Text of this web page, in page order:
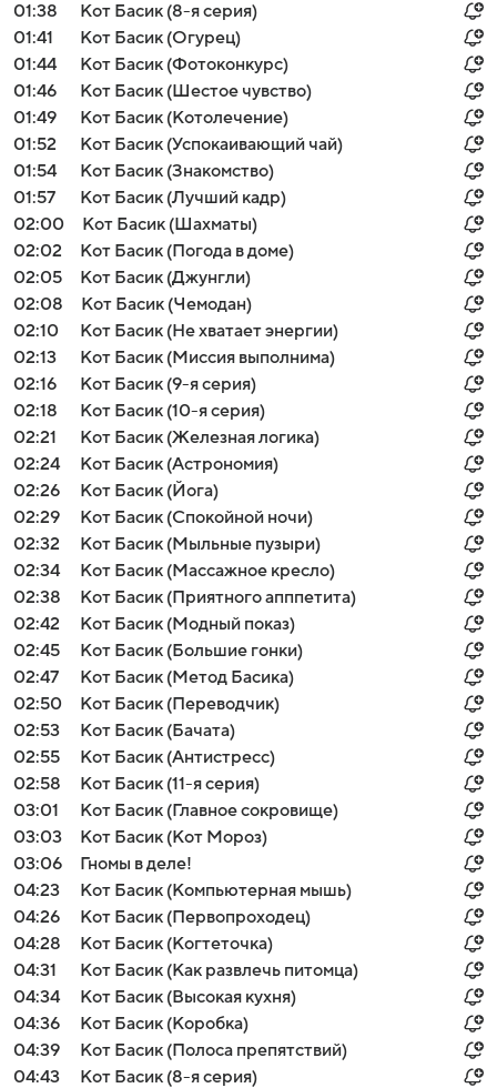
01:38
Кот Басик (8-я серия)
01:41
Кот Басик (Огурец)
01:44
Кот Басик (Фотоконкурс)
01:46
Кот Басик (Шестое чувство)
01:49
Кот Басик (Котолечение)
01:52
Кот Басик (Успокаивающий чай)
01:54
Кот Басик (Знакомство)
01:57
Кот Басик (Лучший кадр)
02:00
Кот Басик (Шахматы)
02:02
Кот Басик (Погода в доме)
02:05
Кот Басик (Джунгли)
02:08
Кот Басик (Чемодан)
02:10
Кот Басик (Не хватает энергии)
02:13
Кот Басик (Миссия выполнима)
02:16
Кот Басик (9-я серия)
02:18
Кот Басик (10-я серия)
02:21
Кот Басик (Железная логика)
02:24
Кот Басик (Астрономия)
02:26
Кот Басик (Йога)
02:29
Кот Басик (Спокойной ночи)
02:32
Кот Басик (Мыльные пузыри)
02:34
Кот Басик (Массажное кресло)
02:38
Кот Басик (Приятного апппетита)
02:42
Кот Басик (Модный показ)
02:45
Кот Басик (Большие гонки)
02:47
Кот Басик (Метод Басика)
02:50
Кот Басик (Переводчик)
02:53
Кот Басик (Бачата)
02:55
Кот Басик (Антистресс)
02:58
Кот Басик (11-я серия)
03:01
Кот Басик (Главное сокровище)
03:03
Кот Басик (Кот Мороз)
03:06
Гномы в деле!
04:23
Кот Басик (Компьютерная мышь)
04:26
Кот Басик (Первопроходец)
04:28
Кот Басик (Когтеточка)
04:31
Кот Басик (Как развлечь питомца)
04:34
Кот Басик (Высокая кухня)
04:36
Кот Басик (Коробка)
04:39
Кот Басик (Полоса препятствий)
04:43
Кот Басик (8-я серия)